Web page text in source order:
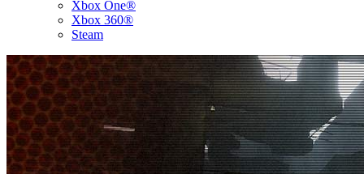
Xbox One®
Xbox 360®
Steam